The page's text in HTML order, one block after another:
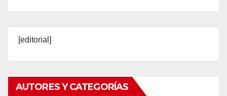
[editorial]
AUTORES Y CATEGORÍAS